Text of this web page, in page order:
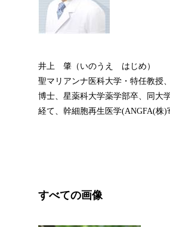
井上 肇（いのうえ はじめ）
聖マリアンナ医科大学・特任教授
博士、星薬科大学薬学部卒、同大
経て、幹細胞再生医学(ANGFA(株
すべての画像